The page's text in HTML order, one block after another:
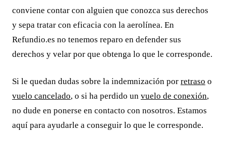
conviene contar con alguien que conozca sus derechos
y sepa tratar con eficacia con la aerolínea. En
Refundio.es no tenemos reparo en defender sus
derechos y velar por que obtenga lo que le corresponde.
Si le quedan dudas sobre la indemnización por retraso o
vuelo cancelado, o si ha perdido un vuelo de conexión,
no dude en ponerse en contacto con nosotros. Estamos
aquí para ayudarle a conseguir lo que le corresponde.